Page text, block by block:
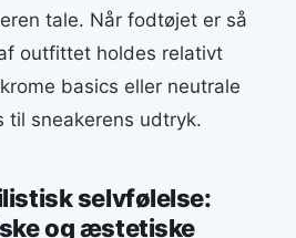
tale. Når fodtøjet er så
outfittet holdes relativt
basics eller neutrale
til sneakerens udtryk.
selvfølelse:
og æstetiske